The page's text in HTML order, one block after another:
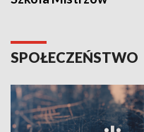
SPOŁECZEŃSTWO